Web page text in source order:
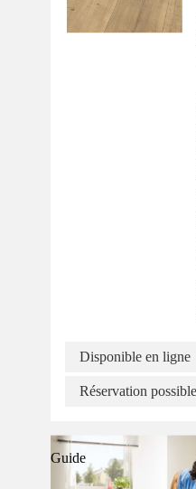
Disponible en ligne
Réservation possible
Guide